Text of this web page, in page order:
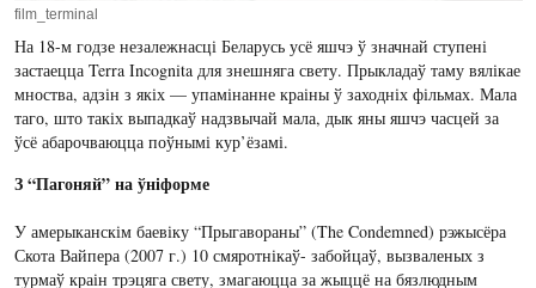
film_terminal
На 18-м годзе незалежнасці Беларусь усё яшчэ ў значнай ступені
застаецца Terra Incognita для знешняга свету. Прыкладаў таму вялікае
мноства, адзін з якіх — упамінанне краіны ў заходніх фільмах. Мала
таго, што такіх выпадкаў надзвычай мала, дык яны яшчэ часцей за
ўсё абарочваюцца поўнымі кур’ёзамі.
З “Пагоняй” на ўніформе
У амерыканскім баевіку “Прыгавораны” (The Condemned) рэжысёра
Скота Вайпера (2007 г.) 10 смяротнікаў- забойцаў, вызваленых з
турмаў краін трэцяга свету, змагаюцца за жыццё на бязлюдным